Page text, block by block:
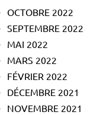
OCTOBRE 2022
SEPTEMBRE 2022
MAI 2022
MARS 2022
FÉVRIER 2022
DÉCEMBRE 2021
NOVEMBRE 2021